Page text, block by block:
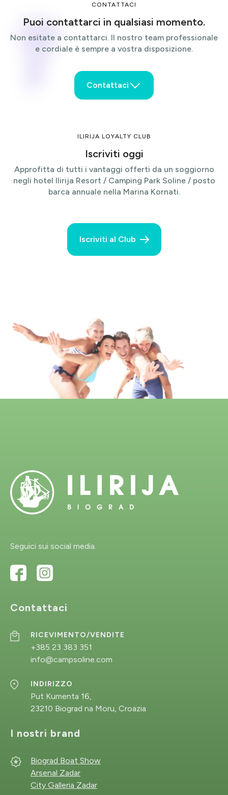
CONTATTACI
Puoi contattarci in qualsiasi momento.
Non esitate a contattarci. Il nostro team professionale
e cordiale è sempre a vostra disposizione.
Contattaci
RICEVIMENTO/VENDITE
info@campsoline.com
Put Kumenta 16,
Cognome
Ridigitare le lettere
Invia richiesta
ILIRIJA LOYALTY CLUB
Iscriviti oggi
Approfitta di tutti i vantaggi offerti da un soggiorno
negli hotel Ilirija Resort / Camping Park Soline / posto
barca annuale nella Marina Kornati.
Iscriviti al Club
Seguici sui social media.
Contattaci
RICEVIMENTO/VENDITE
+385 23 383 351
info@campsoline.com
INDIRIZZO
Put Kumenta 16,
23210 Biograd na Moru, Croazia
I nostri brand
Biograd Boat Show
Arsenal Zadar
City Galleria Zadar